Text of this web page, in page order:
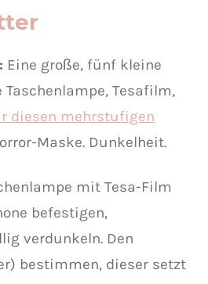
Eine große, fünf kleine
Taschenlampe, Tesafilm,
diesen mehrstufigen
Maske. Dunkelheit.
mit Tesa-Film
befestigen,
verdunkeln. Den
bestimmen, dieser setzt